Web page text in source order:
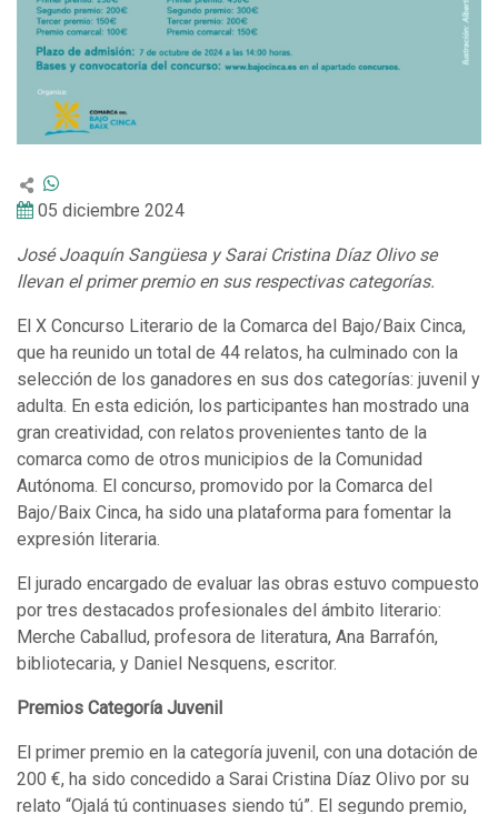
05 diciembre 2024
José Joaquín Sangüesa y Sarai Cristina Díaz Olivo se
llevan el primer premio en sus respectivas categorías.
El X Concurso Literario de la Comarca del Bajo/Baix Cinca,
que ha reunido un total de 44 relatos, ha culminado con la
selección de los ganadores en sus dos categorías: juvenil y
adulta. En esta edición, los participantes han mostrado una
gran creatividad, con relatos provenientes tanto de la
comarca como de otros municipios de la Comunidad
Autónoma. El concurso, promovido por la Comarca del
Bajo/Baix Cinca, ha sido una plataforma para fomentar la
expresión literaria.
El jurado encargado de evaluar las obras estuvo compuesto
por tres destacados profesionales del ámbito literario:
Merche Caballud, profesora de literatura, Ana Barrafón,
bibliotecaria, y Daniel Nesquens, escritor.
Premios Categoría Juvenil
El primer premio en la categoría juvenil, con una dotación de
200 €, ha sido concedido a Sarai Cristina Díaz Olivo por su
relato “Ojalá tú continuases siendo tú”. El segundo premio,